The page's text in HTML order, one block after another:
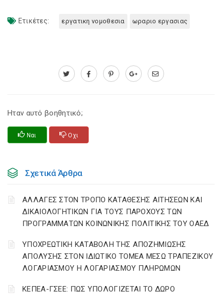
Ετικέτες: εργατικη νομοθεσια ωραριο εργασιας
Ηταν αυτό βοηθητικό;
Ναι Οχι
Σχετικά Άρθρα
ΑΛΛΑΓΕΣ ΣΤΟΝ ΤΡΟΠΟ ΚΑΤΑΘΕΣΗΣ ΑΙΤΗΣΕΩΝ ΚΑΙ
ΔΙΚΑΙΟΛΟΓΗΤΙΚΩΝ ΓΙΑ ΤΟΥΣ ΠΑΡΟΧΟΥΣ ΤΩΝ
ΠΡΟΓΡΑΜΜΑΤΩΝ ΚΟΙΝΩΝΙΚΗΣ ΠΟΛΙΤΙΚΗΣ ΤΟΥ ΟΑΕΔ
YΠΟΧΡΕΩΤΙΚΗ ΚΑΤΑΒΟΛΗ ΤΗΣ ΑΠΟΖΗΜΙΩΣΗΣ
ΑΠΟΛΥΣΗΣ ΣΤΟΝ ΙΔΙΩΤΙΚΟ ΤΟΜΕΑ ΜΕΣΩ ΤΡΑΠΕΖΙΚΟΥ
ΛΟΓΑΡΙΑΣΜΟΥ Η ΛΟΓΑΡΙΑΣΜΟΥ ΠΛΗΡΩΜΩΝ
ΚΕΠΕΑ-ΓΣΕΕ: ΠΩΣ ΥΠΟΛΟΓΙΖΕΤΑΙ ΤΟ ΔΩΡΟ